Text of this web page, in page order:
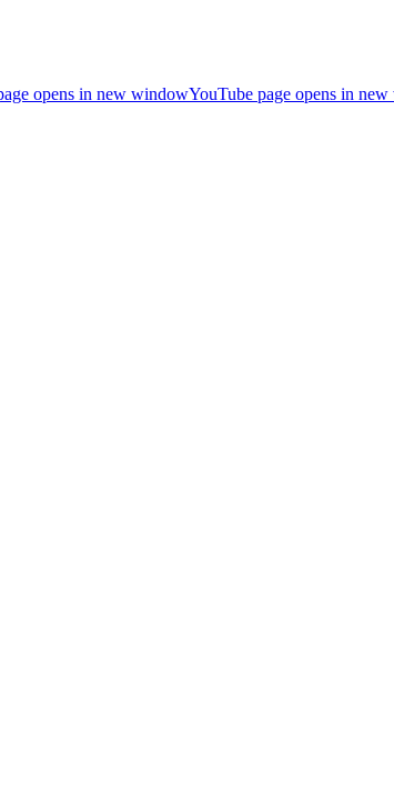
opens in new windowYouTube page opens in